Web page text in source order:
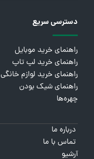
دسترسی سریع
راهنمای خرید موبایل
راهنمای خرید لپ تاپ
راهنمای خرید لوازم خانگی
راهنمای شیک بودن
چهره‌ها
درباره ما
تماس با ما
آرشیو